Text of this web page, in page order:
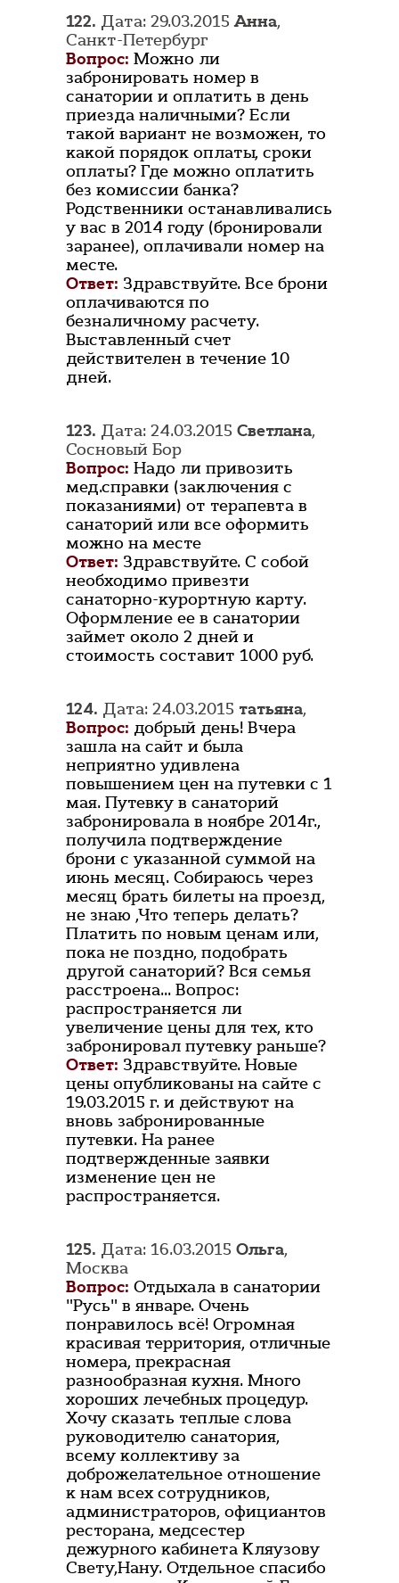
122. Дата: 29.03.2015Анна,
Санкт-Петербург
Вопрос: Можно ли
забронировать номер в
санатории и оплатить в день
приезда наличными? Если
такой вариант не возможен, то
какой порядок оплаты, сроки
оплаты? Где можно оплатить
без комиссии банка?
Родственники останавливались
у вас в 2014 году (бронировали
заранее), оплачивали номер на
месте.
Ответ: Здравствуйте. Все брони
оплачиваются по
безналичному расчету.
Выставленный счет
действителен в течение 10
дней.
123. Дата: 24.03.2015 Светлана,
Сосновый Бор
Вопрос: Надо ли привозить
мед.справки (заключения с
показаниями) от терапевта в
санаторий или все оформить
можно на месте
Ответ: Здравствуйте. С собой
необходимо привезти
санаторно-курортную карту.
Оформление ее в санатории
займет около 2 дней и
стоимость составит 1000 руб.
124. Дата: 24.03.2015 татьяна,
Вопрос: добрый день! Вчера
зашла на сайт и была
неприятно удивлена
повышением цен на путевки с 1
мая. Путевку в санаторий
забронировала в ноябре 2014г.,
получила подтверждение
брони с указанной суммой на
июнь месяц. Собираюсь через
месяц брать билеты на проезд,
не знаю ,Что теперь делать?
Платить по новым ценам или,
пока не поздно, подобрать
другой санаторий? Вся семья
расстроена... Вопрос:
распространяется ли
увеличение цены для тех, кто
забронировал путевку раньше?
Ответ: Здравствуйте. Новые
цены опубликованы на сайте с
19.03.2015 г. и действуют на
вновь забронированные
путевки. На ранее
подтвержденные заявки
изменение цен не
распространяется.
125. Дата: 16.03.2015 Ольга,
Москва
Вопрос: Отдыхала в санатории
"Русь" в январе. Очень
понравилось всё! Огромная
красивая территория, отличные
номера, прекрасная
разнообразная кухня. Много
хороших лечебных процедур.
Хочу сказать теплые слова
руководителю санатория,
всему коллективу за
доброжелательное отношение
к нам всех сотрудников,
администраторов, официантов
ресторана, медсестер
дежурного кабинета Кляузову
Свету,Нану. Отдельное спасибо